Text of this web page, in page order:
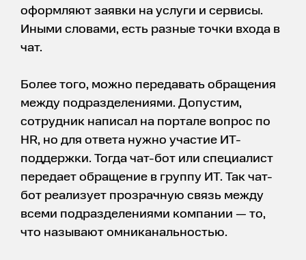
оформляют заявки на услуги и сервисы.
Иными словами, есть разные точки входа в
чат.
Более того, можно передавать обращения
между подразделениями. Допустим,
сотрудник написал на портале вопрос по
HR, но для ответа нужно участие ИТ-
поддержки. Тогда чат-бот или специалист
передает обращение в группу ИТ. Так чат-
бот реализует прозрачную связь между
всеми подразделениями компании — то,
что называют омниканальностью.